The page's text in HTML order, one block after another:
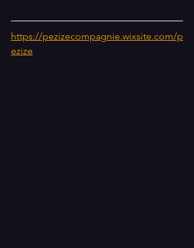
https://pezizecompagnie.wixsite.com/p
ezize